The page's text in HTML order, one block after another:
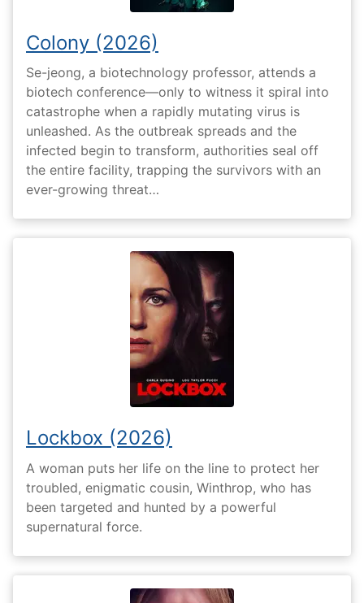
Colony (2026)
Se-jeong, a biotechnology professor, attends a
biotech conference—only to witness it spiral into
catastrophe when a rapidly mutating virus is
unleashed. As the outbreak spreads and the
infected begin to transform, authorities seal off
the entire facility, trapping the survivors with an
ever-growing threat…
Lockbox (2026)
A woman puts her life on the line to protect her
troubled, enigmatic cousin, Winthrop, who has
been targeted and hunted by a powerful
supernatural force.